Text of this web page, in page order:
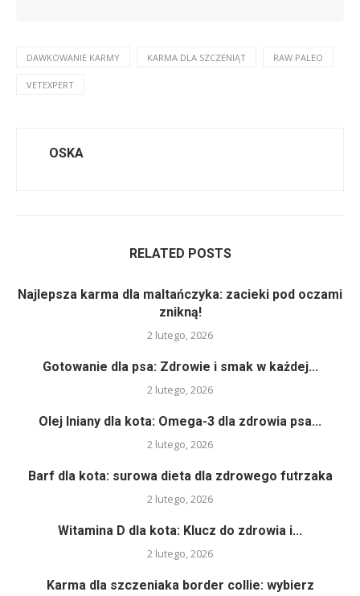
DAWKOWANIE KARMY KARMA DLA SZCZENIĄT RAW PALEO
VETEXPERT
OSKA
RELATED POSTS
Najlepsza karma dla maltańczyka: zacieki pod oczami
znikną!
2 lutego, 2026
Gotowanie dla psa: Zdrowie i smak w każdej...
2 lutego, 2026
Olej lniany dla kota: Omega-3 dla zdrowia psa...
2 lutego, 2026
Barf dla kota: surowa dieta dla zdrowego futrzaka
2 lutego, 2026
Witamina D dla kota: Klucz do zdrowia i...
2 lutego, 2026
Karma dla szczeniaka border collie: wybierz